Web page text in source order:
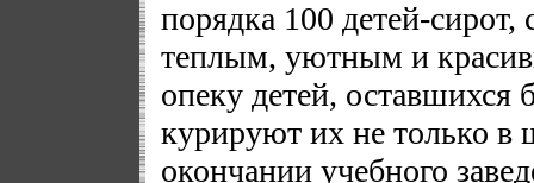
порядка 100 детей-
теплым, уютным и
опеку детей, оставшихся
курируют их не только
окончании учебного